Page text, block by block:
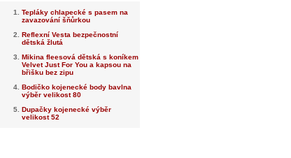
Tepláky chlapecké s pasem na
zavazování šňůrkou
Reflexní Vesta bezpečnostní
dětská žlutá
Mikina fleesová dětská s koníkem
Velvet Just For You a kapsou na
břišku bez zipu
Bodičko kojenecké body bavlna
výběr velikost 80
Dupačky kojenecké výběr
velikost 52